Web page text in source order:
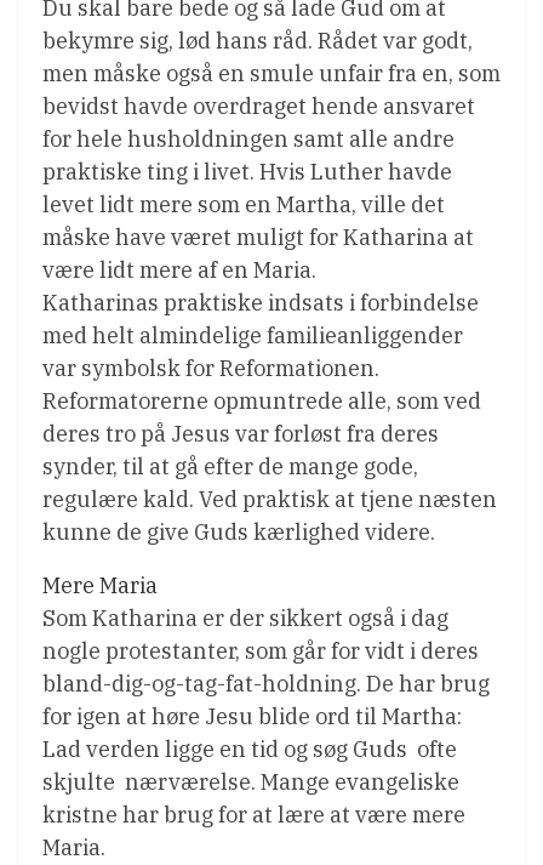
Du skal bare bede og så lade Gud om at
bekymre sig, lød hans råd. Rådet var godt,
men måske også en smule unfair fra en, som
bevidst havde overdraget hende ansvaret
for hele husholdningen samt alle andre
praktiske ting i livet. Hvis Luther havde
levet lidt mere som en Martha, ville det
måske have været muligt for Katharina at
være lidt mere af en Maria.
Katharinas praktiske indsats i forbindelse
med helt almindelige familieanliggender
var symbolsk for Reformationen.
Reformatorerne opmuntrede alle, som ved
deres tro på Jesus var forløst fra deres
synder, til at gå efter de mange gode,
regulære kald. Ved praktisk at tjene næsten
kunne de give Guds kærlighed videre.
Mere Maria
Som Katharina er der sikkert også i dag
nogle protestanter, som går for vidt i deres
bland-dig-og-tag-fat-holdning. De har brug
for igen at høre Jesu blide ord til Martha:
Lad verden ligge en tid og søg Guds  ofte
skjulte  nærværelse. Mange evangeliske
kristne har brug for at lære at være mere
Maria.